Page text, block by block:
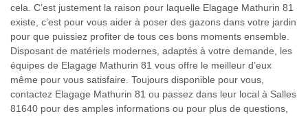
cela. C’est justement la raison pour laquelle Elagage Mathurin 81
existe, c’est pour vous aider à poser des gazons dans votre jardin
pour que puissiez profiter de tous ces bons moments ensemble.
Disposant de matériels modernes, adaptés à votre demande, les
équipes de Elagage Mathurin 81 vous offre le meilleur d’eux
même pour vous satisfaire. Toujours disponible pour vous,
contactez Elagage Mathurin 81 ou passez dans leur local à Salles
81640 pour des amples informations ou pour plus de questions,